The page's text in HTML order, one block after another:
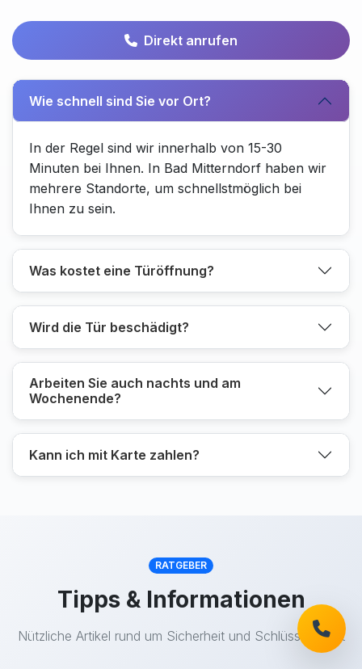
Direkt anrufen
Wie schnell sind Sie vor Ort?
In der Regel sind wir innerhalb von 15-30
Minuten bei Ihnen. In Bad Mitterndorf haben wir
mehrere Standorte, um schnellstmöglich bei
Ihnen zu sein.
Was kostet eine Türöffnung?
Wird die Tür beschädigt?
Arbeiten Sie auch nachts und am
Wochenende?
Kann ich mit Karte zahlen?
RATGEBER
Tipps & Informationen
Nützliche Artikel rund um Sicherheit und Schlüsseldienst